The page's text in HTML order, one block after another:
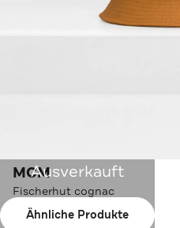
Ausverkauft
Ähnliche Produkte
MCM
Fischerhut cognac
Farbe:cognac